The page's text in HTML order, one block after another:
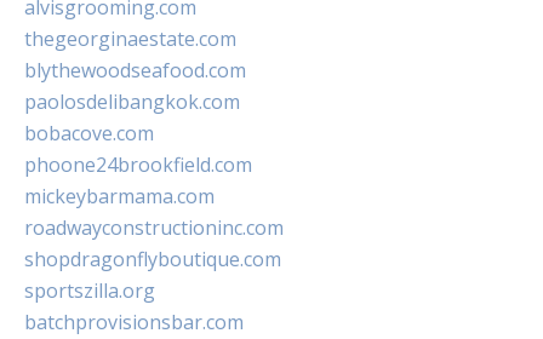
alvisgrooming.com
thegeorginaestate.com
blythewoodseafood.com
paolosdelibangkok.com
bobacove.com
phoone24brookfield.com
mickeybarmama.com
roadwayconstructioninc.com
shopdragonflyboutique.com
sportszilla.org
batchprovisionsbar.com